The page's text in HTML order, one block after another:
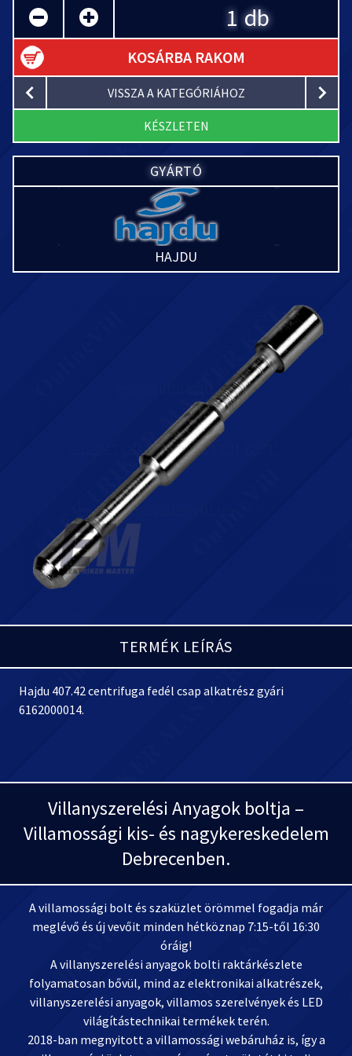
db
KOSÁRBA RAKOM
VISSZA A KATEGÓRIÁHOZ
KÉSZLETEN
GYÁRTÓ
HAJDU
TERMÉK LEÍRÁS
Hajdu 407.42 centrifuga fedél csap alkatrész gyári
6162000014.
Villanyszerelési Anyagok boltja –
Villamossági kis- és nagykereskedelem
Debrecenben.
A villamossági bolt és szaküzlet örömmel fogadja már
meglévő és új vevőit minden hétköznap 7:15-től 16:30
óráig!
A villanyszerelési anyagok bolti raktárkészlete
folyamatosan bővül, mind az elektronikai alkatrészek,
villanyszerelési anyagok, villamos szerelvények és LED
világítástechnikai termékek terén.
2018-ban megnyitott a villamossági webáruház is, így a